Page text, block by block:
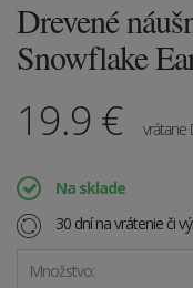
Drevené
Snowflake
19.9 € vrátane
Na sklade
30 dní na vrátenie či
Množstvo: